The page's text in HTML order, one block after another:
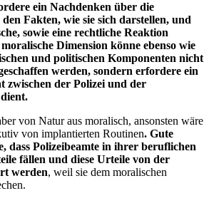
ein Nachdenken über die
Fakten, wie sie sich darstellen, und
sowie eine rechtliche Reaktion
Dimension könne ebenso wie
und politischen Komponenten nicht
werden, sondern erfordere ein
zwischen der Polizei und der
von Natur aus moralisch, ansonsten wäre
von implantierten Routinen. Gute
dass Polizeibeamte in ihrer beruflichen
fällen und diese Urteile von der
werden, weil sie dem moralischen